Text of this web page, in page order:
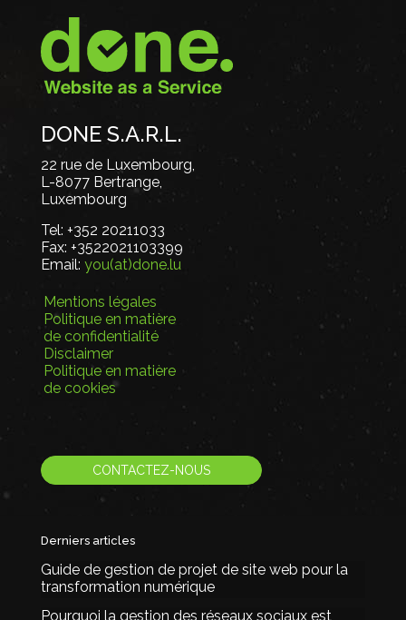
DONE S.A.R.L.
22 rue de Luxembourg,
L-8077 Bertrange,
Luxembourg
Tel: +352 20211033
Fax: +3522021103399
Email: you(at)done.lu
Mentions légales
Politique en matière
de confidentialité
Disclaimer
Politique en matière
de cookies
CONTACTEZ-NOUS
Derniers articles
Guide de gestion de projet de site web pour la
transformation numérique
Pourquoi la gestion des réseaux sociaux est